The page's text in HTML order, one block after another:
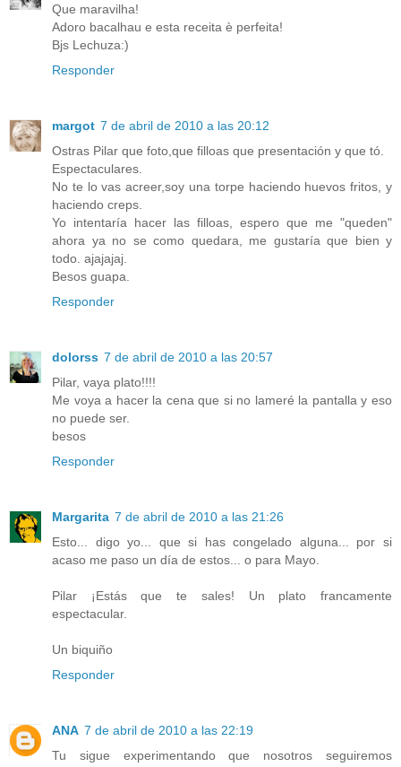
Que maravilha!
Adoro bacalhau e esta receita è perfeita!
Bjs Lechuza:)
Responder
margot 7 de abril de 2010 a las 20:12
Ostras Pilar que foto,que filloas que presentación y que tó.
Espectaculares.
No te lo vas acreer,soy una torpe haciendo huevos fritos, y
haciendo creps.
Yo intentaría hacer las filloas, espero que me "queden"
ahora ya no se como quedara, me gustaría que bien y
todo. ajajajaj.
Besos guapa.
Responder
dolorss 7 de abril de 2010 a las 20:57
Pilar, vaya plato!!!!
Me voya a hacer la cena que si no lameré la pantalla y eso
no puede ser.
besos
Responder
Margarita 7 de abril de 2010 a las 21:26
Esto... digo yo... que si has congelado alguna... por si
acaso me paso un día de estos... o para Mayo.
Pilar ¡Estás que te sales! Un plato francamente
espectacular.
Un biquiño
Responder
ANA 7 de abril de 2010 a las 22:19
Tu sigue experimentando que nosotros seguiremos